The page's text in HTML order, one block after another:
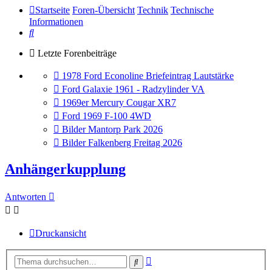
Startseite Foren-Übersicht Technik Technische
Informationen
Suche
Letzte Forenbeiträge
Gehe
zum
letzten
Beitrag
1978 Ford Econoline Briefeintrag Lautstärke
Gehe
zum
letzten
Beitrag
Ford Galaxie 1961 - Radzylinder VA
Gehe
zum
letzten
Beitrag
1969er Mercury Cougar XR7
Gehe
zum
letzten
Beitrag
Ford 1969 F-100 4WD
Gehe
zum
letzten
Bilder Mantorp Park 2026
Gehe
letzten
Beitrag
Bilder Falkenberg Freitag 2026
Anhängerkupplung
Antworten
Druckansicht
Suche